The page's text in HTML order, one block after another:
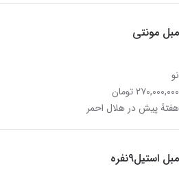
مبل مونتی
نو
۲۷۰,۰۰۰,۰۰۰ تومان
هفتهٔ پیش در هلال احمر
مبل استیل۹نفره